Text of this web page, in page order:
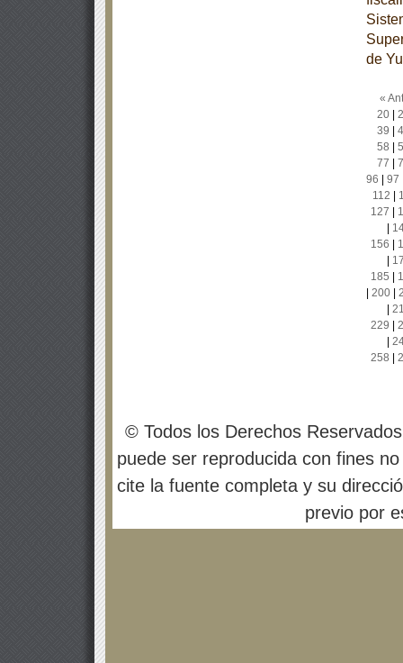
de
«
20|
39
58
77
96
97
112
127
156
185
200|
229
258
© Todos los Derechos
puede ser reproducida con fines
cite la fuente completa y su
previo por